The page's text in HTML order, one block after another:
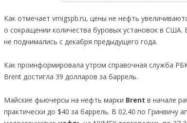
Как отмечает vmigspb.ru, цены не нефть
о сокращении количества буровых установок в
не поднимались с декабря предыдущего года.
Как проинформировала утром справочная служба
Brent достигла 39 долларов за баррель.
Майские фьючерсы на нефть марки Brent в начале
практически до $40 за баррель. В 02.40 по Гринвичу